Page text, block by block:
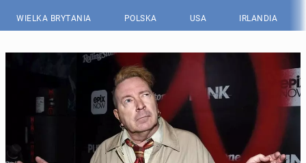
WIELKA BRYTANIA POLSKA USA IRLANDIA